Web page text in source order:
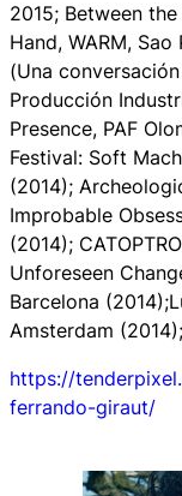
2015; Between
Hand, WARM, Sao
(Una
Producción
Presence, PAF
Festival: Soft
(2014);
Improbable
(2014);
Unforeseen
Barcelona (2014);
Amsterdam
https://
ferrando-giraut/